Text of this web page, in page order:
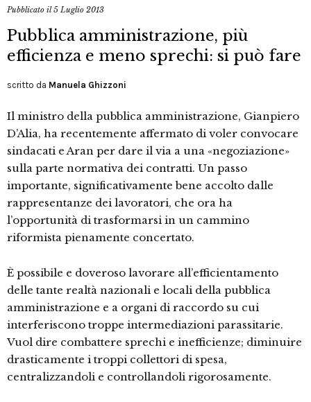
Pubblicato il5 Luglio 2013
Pubblica amministrazione, più
efficienza e meno sprechi: si può fare
scritto da Manuela Ghizzoni
Il ministro della pubblica amministrazione, Gianpiero
D’Alia, ha recentemente affermato di voler convocare
sindacati e Aran per dare il via a una «negoziazione»
sulla parte normativa dei contratti. Un passo
importante, significativamente bene accolto dalle
rappresentanze dei lavoratori, che ora ha
l’opportunità di trasformarsi in un cammino
riformista pienamente concertato.
È possibile e doveroso lavorare all’efficientamento
delle tante realtà nazionali e locali della pubblica
amministrazione e a organi di raccordo su cui
interferiscono troppe intermediazioni parassitarie.
Vuol dire combattere sprechi e inefficienze; diminuire
drasticamente i troppi collettori di spesa,
centralizzandoli e controllandoli rigorosamente.